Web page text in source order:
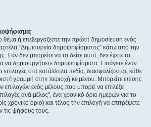
θέμα ή επεξεργάζεστε την πρώτη δημοσίευση ενός
“Δημιουργία δημοψηφίσματος” κάτω από την
Εάν δεν μπορείτε να το δείτε αυτό, δεν έχετε τα
να δημιουργήσετε δημοψηφίσματα. Εισάγετε έναν
επιλογές στα κατάλληλα πεδία, διασφαλίζοντας κάθε
γραμμή στην περιοχή κειμένου. Μπορείτε επίσης
επιλογών ενός μέλους που μπορεί να επιλέξει
ανά μέλος”, ένα χρονικό όριο ημερών για το
χρονικό όριο) και τέλος την επιλογή να επιτρέψετε
τις ψήφους τους.